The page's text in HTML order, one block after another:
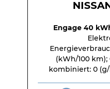
Engage 40
(kWh/100 km);
kombiniert: 0 (g/